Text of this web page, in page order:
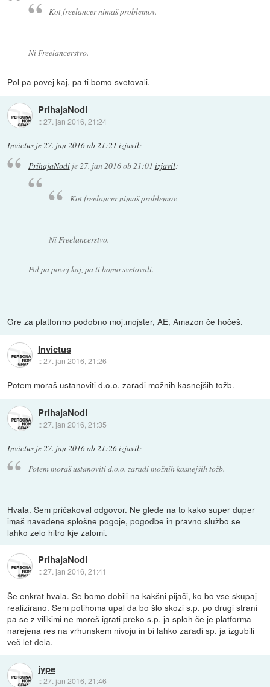
Kot freelancer nimaš problemov.
Ni Freelancerstvo.
Pol pa povej kaj, pa ti bomo svetovali.
PrihajaNodi
::27. jan 2016, 21:24
Invictus je27. jan 2016 ob 21:21 izjavil:
PrihajaNodije 27. jan 2016 ob 21:01 izjavil:
Kot freelancer nimaš problemov.
Ni Freelancerstvo.
Pol pa povej kaj, pa ti bomo svetovali.
Gre za platformo podobno moj.mojster, AE, Amazon če hočeš.
Invictus
::27. jan 2016, 21:26
Potem moraš ustanoviti d.o.o. zaradi možnih kasnejših tožb.
PrihajaNodi
::27. jan 2016, 21:35
Invictus je27. jan 2016 ob 21:26izjavil:
Potem moraš ustanoviti d.o.o. zaradi možnih kasnejših tožb.
Hvala. Sem prićakoval odgovor. Ne glede na to kako super duper
imaš navedene splošne pogoje, pogodbe in pravno službo se
lahko zelo hitro kje zalomi.
PrihajaNodi
::27. jan 2016, 21:41
Še enkrat hvala. Se bomo dobili na kakšni pijači, ko bo vse skupaj
realizirano. Sem potihoma upal da bo šlo skozi s.p. po drugi strani
pa se z vilikimi ne moreš igrati preko s.p. ja sploh če je platforma
narejena res na vrhunskem nivoju in bi lahko zaradi sp. ja izgubili
več let dela.
jype
::27. jan 2016, 21:46